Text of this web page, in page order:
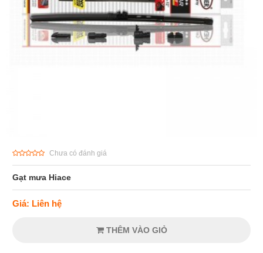
Chưa có đánh giá
Gạt mưa Hiace
Giá: Liên hệ
THÊM VÀO GIỎ